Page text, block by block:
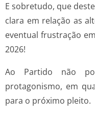
E sobretudo, que
clara em relação as
eventual frustração
2026!
Ao Partido não
protagonismo, em
para o próximo pleito.